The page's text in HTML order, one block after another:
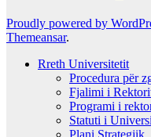
Proudly powered by
Themeansar.
Rreth Universitetit
Procedura për
Fjalimi i
Programi i
Statuti i